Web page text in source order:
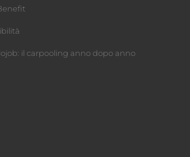
il carpooling anno dopo anno